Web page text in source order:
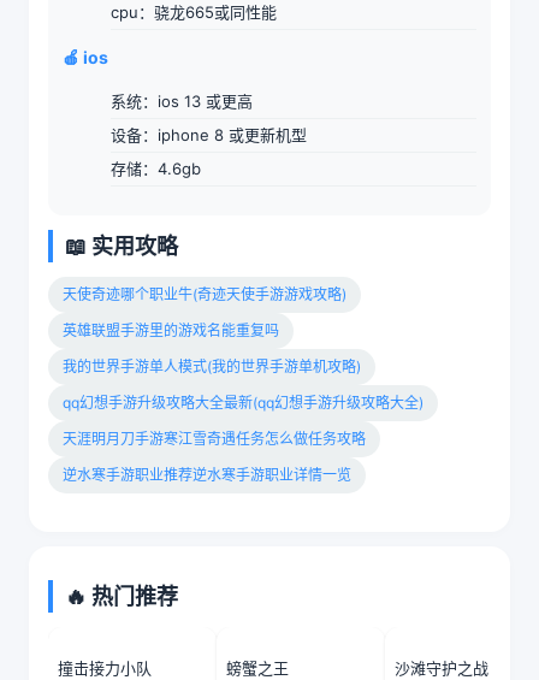
cpu：骁龙665或同性能
🍎 ios
系统：ios 13 或更高
设备：iphone 8 或更新机型
存储：4.6gb
📖 实用攻略
天使奇迹哪个职业牛(奇迹天使手游游戏攻略)
英雄联盟手游里的游戏名能重复吗
我的世界手游单人模式(我的世界手游单机攻略)
qq幻想手游升级攻略大全最新(qq幻想手游升级攻略大全)
天涯明月刀手游寒江雪奇遇任务怎么做任务攻略
逆水寒手游职业推荐逆水寒手游职业详情一览
🔥 热门推荐
撞击接力小队 螃蟹之王 沙滩守护之战